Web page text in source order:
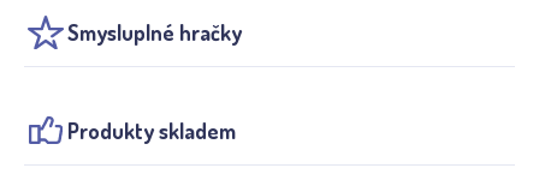
Smysluplné hračky
Produkty skladem